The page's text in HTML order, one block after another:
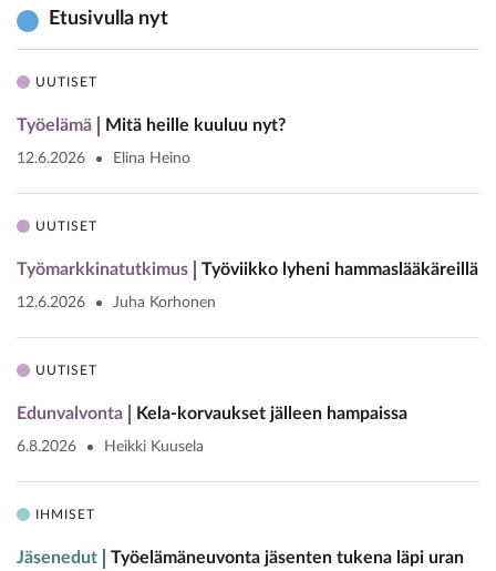
Etusivulla nyt
UUTISET
Työelämä Mitä heille kuuluu nyt?
12.6.2026 Elina Heino
UUTISET
Työmarkkinatutkimus Työviikko lyheni hammaslääkäreillä
12.6.2026 Juha Korhonen
UUTISET
Edunvalvonta Kela-korvaukset jälleen hampaissa
6.8.2026 Heikki Kuusela
IHMISET
Jäsenedut Työelämäneuvonta jäsenten tukena läpi uran